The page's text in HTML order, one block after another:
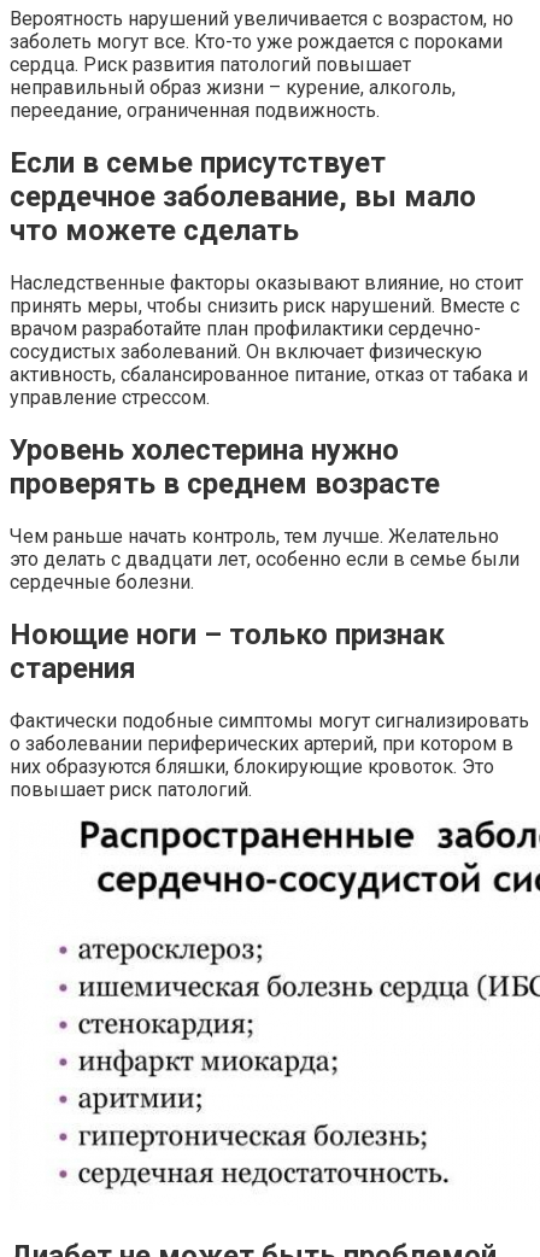
Вероятность нарушений увеличивается с возрастом, но
заболеть могут все. Кто-то уже рождается с пороками
сердца. Риск развития патологий повышает
неправильный образ жизни – курение, алкоголь,
переедание, ограниченная подвижность.
Если в семье присутствует
сердечное заболевание, вы мало
что можете сделать
Наследственные факторы оказывают влияние, но стоит
принять меры, чтобы снизить риск нарушений. Вместе с
врачом разработайте план профилактики сердечно-
сосудистых заболеваний. Он включает физическую
активность, сбалансированное питание, отказ от табака и
управление стрессом.
Уровень холестерина нужно
проверять в среднем возрасте
Чем раньше начать контроль, тем лучше. Желательно
это делать с двадцати лет, особенно если в семье были
сердечные болезни.
Ноющие ноги – только признак
старения
Фактически подобные симптомы могут сигнализировать
о заболевании периферических артерий, при котором в
них образуются бляшки, блокирующие кровоток. Это
повышает риск патологий.